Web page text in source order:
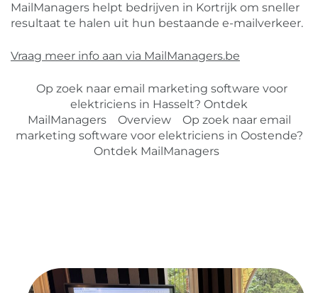
MailManagers helpt bedrijven in Kortrijk om sneller
resultaat te halen uit hun bestaande e-mailverkeer.
Vraag meer info aan via MailManagers.be
Op zoek naar email marketing software voor
elektriciens in Hasselt? Ontdek
MailManagers
Overview
Op zoek naar email
marketing software voor elektriciens in Oostende?
Ontdek MailManagers